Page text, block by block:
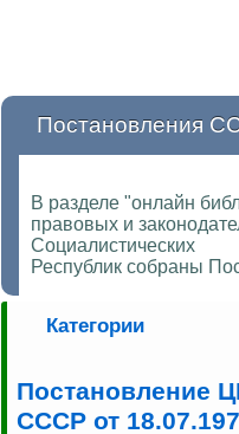
Постановления
В разделе "онлайн
правовых и
Социалистических
Республик собраны
Категории
Постановление
СССР от